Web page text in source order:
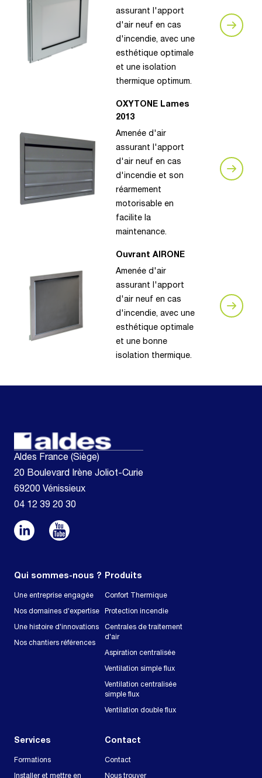
assurant l'apport
d'air neuf en cas
d'incendie, avec une
esthétique optimale
et une isolation
thermique optimum.
OXYTONE Lames
2013
Amenée d'air
assurant l'apport
d'air neuf en cas
d'incendie et son
réarmement
motorisable en
facilite la
maintenance.
Ouvrant AIRONE
Amenée d'air
assurant l'apport
d'air neuf en cas
d'incendie, avec une
esthétique optimale
et une bonne
isolation thermique.
Aldes France (Siège)
20 Boulevard Irène Joliot-Curie
69200 Vénissieux
04 12 39 20 30
Qui sommes-nous ?
Une entreprise engagée
Nos domaines d'expertise
Une histoire d'innovations
Nos chantiers références
Produits
Confort Thermique
Protection incendie
Centrales de traitement
d'air
Aspiration centralisée
Ventilation simple flux
Ventilation centralisée
simple flux
Ventilation double flux
Services
Formations
Installer et mettre en
Contact
Contact
Nous trouver